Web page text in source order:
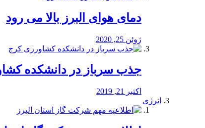
دمای هوای البرز بالا می رود
ژوئن 25, 2020
جذب سرباز در دانشکده
اکتبر 21, 2019
انرژی